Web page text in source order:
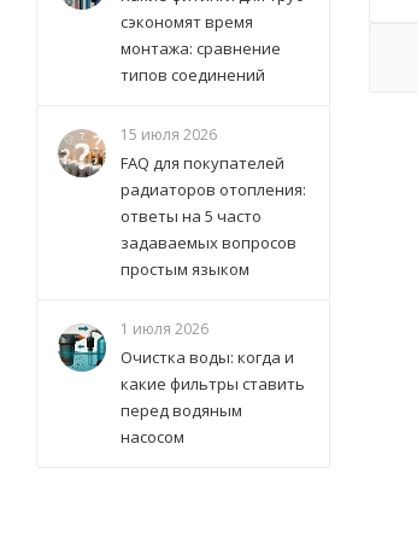
сэкономят время
монтажа: сравнение
типов соединений
15 июля 2026
FAQ для покупателей
радиаторов отопления:
ответы на 5 часто
задаваемых вопросов
простым языком
1 июля 2026
Очистка воды: когда и
какие фильтры ставить
перед водяным
насосом